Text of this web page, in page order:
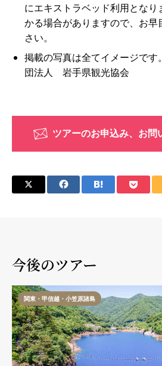
にエキストラベッド利用とな
かる場合がありますので、お
さい。
掲載の写真は全てイメージで
団法人 岩手県観光協会
ツアーのお申込み、お問
今後のツアー
関東・甲信越・小笠原諸島